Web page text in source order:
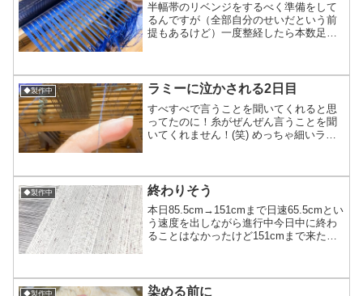
半幅帯のリベンジをするべく準備をして
るんですが（全部自分のせいだという前
提もあるけど）一度整経したら本数足ら
に足りず整経2回目→3回目で今度こそと
機上げまで終わっての今...
◆製作中 ラミーに泣かされる2日目
すべすべで言うことを聞いてくれると思
ってたのに！糸がぜんぜん言うことを聞
いてくれません！(笑) めっちゃ細いラミ
ってたら湿気の影響なのか捩れたがるん
です切り離してあ...
◆製作中 終わりそう
本日85.5cm→151cmまで日速65.5cmとい
う速度を出しながら進行中今日中に終わ
ることはなかったけど151cmまで来たし
開...
◆製作中 染める前に